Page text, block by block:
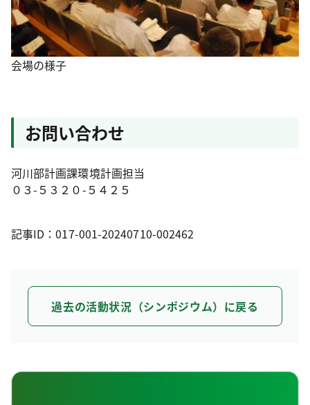
会場の様子
お問い合わせ
河川部計画課環境計画担当
０３-５３２０-５４２５
記事ID：017-001-20240710-002462
過去の活動状況（シンポジウム）に戻る